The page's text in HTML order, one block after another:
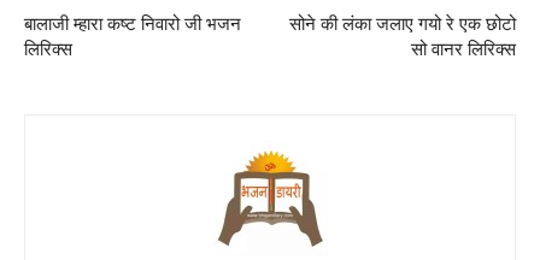
बालाजी म्हारा कष्ट निवारो जी भजन
लिरिक्स
सोने की लंका जलाए गयो रे एक छोटो
सो वानर लिरिक्स